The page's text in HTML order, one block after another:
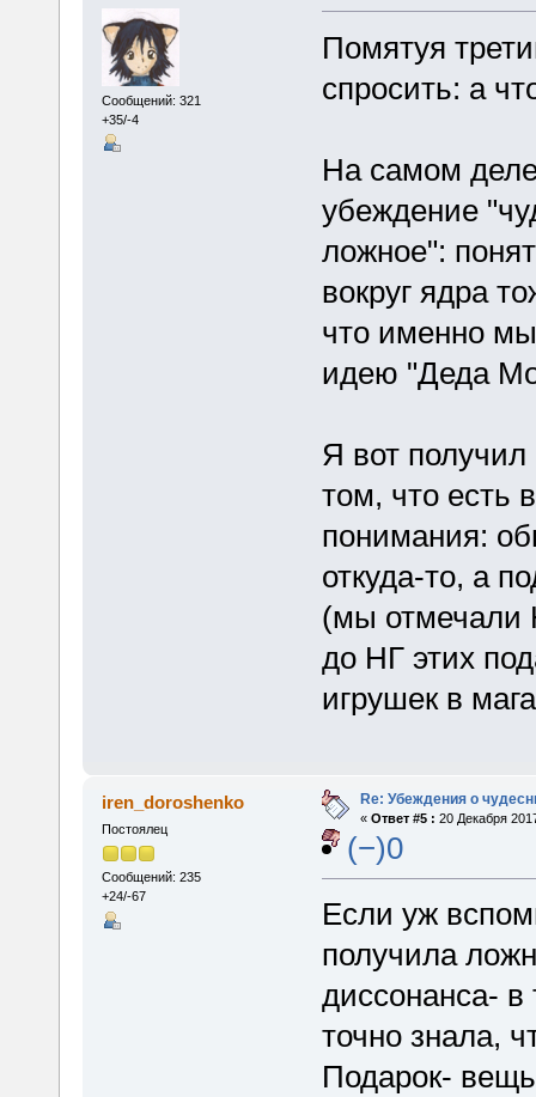
Сообщений: 321
+35/-4
Помятуя
спросить: а
На самом
убеждение
ложное":
вокруг ядра
что именно
идею "Деда
Я вот
том, что есть
понимания:
откуда-то, а
(мы отмечали
до НГ этих
игрушек в
iren_doroshenko
Постоялец
Сообщений: 235
+24/-67
Re: Убеждения о
« Ответ #5 : 20 Декабря
(−)0
Если уж
получила
диссонанса- в
точно знала,
Подарок-